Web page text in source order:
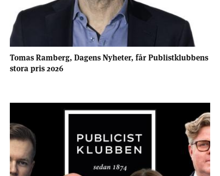
Tomas Ramberg, Dagens Nyheter, får Publistklubbens
stora pris 2026